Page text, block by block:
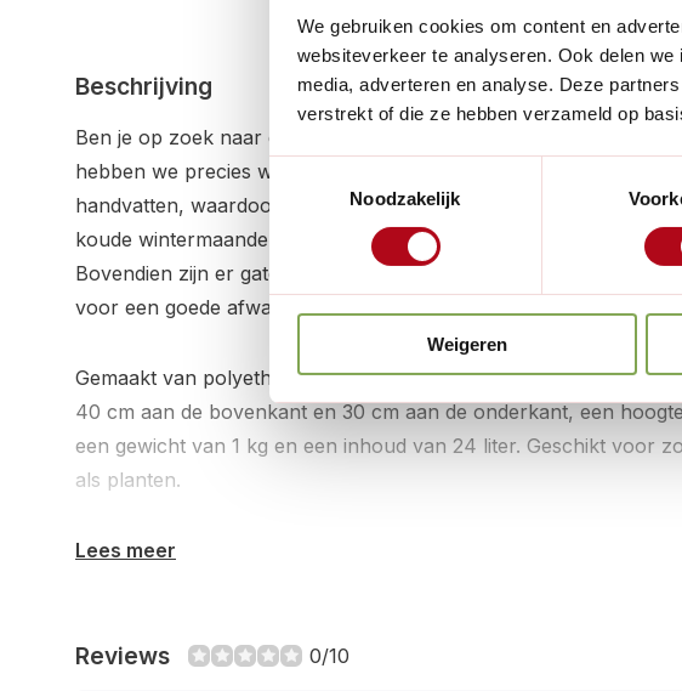
We gebruiken cookies om content en
websiteverkeer te analyseren. Ook delen
media, adverteren en analyse. Deze
verstrekt of die ze hebben verzameld op
Toestemmingsselectie
Noodzakelijk
Weigeren
Beschrijving
Ben je op zoek naar de perfecte plantcontainer om je boom te
hebben we precies wat je nodig hebt! Onze plantcontainer is
handvatten, waardoor je de boom eenvoudig kunt verplaatsen.
koude wintermaanden kun je de boom gemakkelijk naar binnen
Bovendien zijn er gaten aan de onderkant en in de zijkanten van
voor een goede afwatering.
Gemaakt van polyethyleen en verkrijgbaar in het zwart. Met een
40 cm aan de bovenkant en 30 cm aan de onderkant, een
een gewicht van 1 kg en een inhoud van 24 liter. Geschikt voor
als planten.
Lees meer
Reviews 0/10